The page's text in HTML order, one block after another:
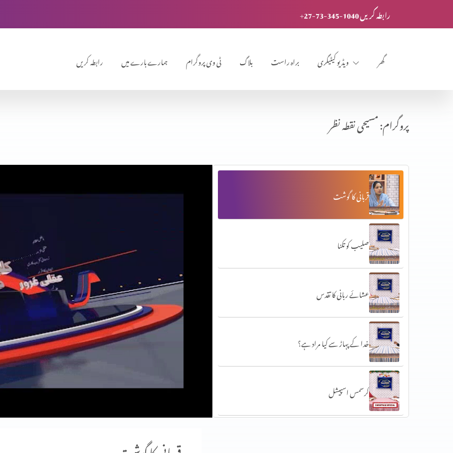
+27-73-345-1040 رابطہ کریں
رابطہ کریں ہمارے بارے میں ٹی وی پروگرام بلاگ براہ راست ویڈیو کیٹیگری گھر
پروگرام: مسیحی نقطہ نظر
قربانی کا گوشت
صلیب کو تکنا
عشائے ربانی کا تقدس
خدا کے پہاڑ سے کیا مراد ہے؟
کرسمس اسپیشل